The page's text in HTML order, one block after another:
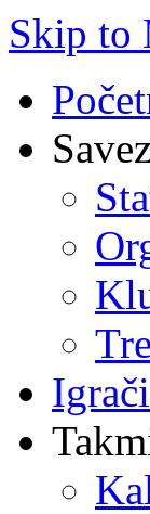
Skip to
Igrači